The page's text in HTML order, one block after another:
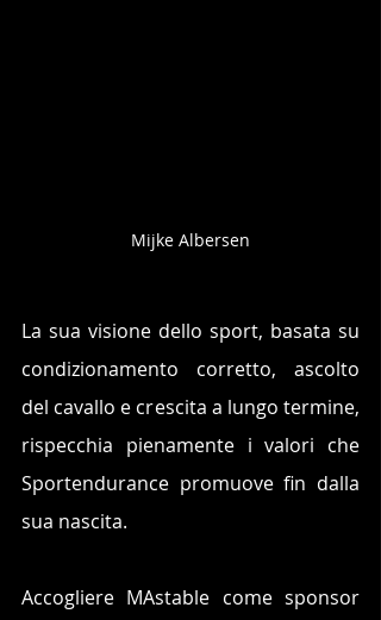
Mijke Albersen
La sua visione dello sport, basata su
condizionamento corretto, ascolto
del cavallo e crescita a lungo termine,
rispecchia pienamente i valori che
Sportendurance promuove fin dalla
sua nascita.
Accogliere MAstable come sponsor